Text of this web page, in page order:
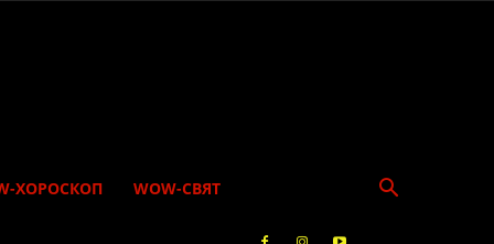
ХОРОСКОП WOW-СВЯТ